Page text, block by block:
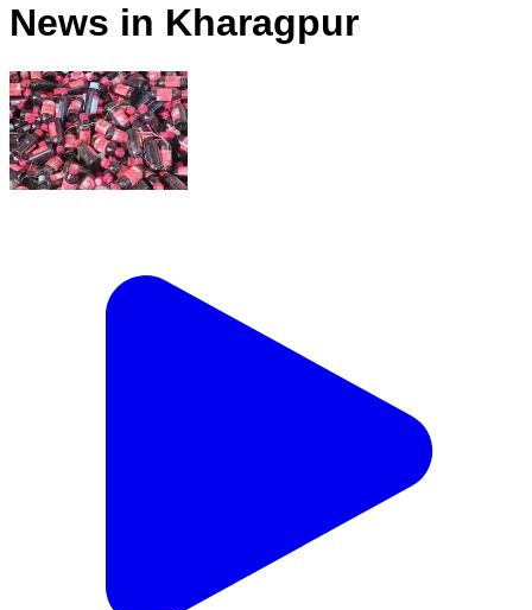
News in Kharagpur